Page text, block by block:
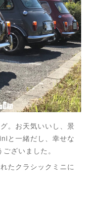
。お天気いいし、景
と一緒だし、幸せな
ざいました。
たクラシックミニに